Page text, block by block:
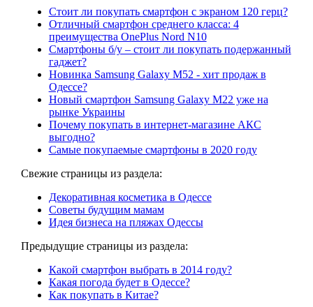
Стоит ли покупать смартфон с экраном 120 герц?
Отличный смартфон среднего класса: 4
преимущества OnePlus Nord N10
Смартфоны б/у – стоит ли покупать подержанный
гаджет?
Новинка Samsung Galaxy M52 - хит продаж в
Одессе?
Новый смартфон Samsung Galaxy M22 уже на
рынке Украины
Почему покупать в интернет-магазине АКС
выгодно?
Самые покупаемые смартфоны в 2020 году
Свежие страницы из раздела:
Декоративная косметика в Одессе
Советы будущим мамам
Идея бизнеса на пляжах Одессы
Предыдущие страницы из раздела:
Какой смартфон выбрать в 2014 году?
Какая погода будет в Одессе?
Как покупать в Китае?